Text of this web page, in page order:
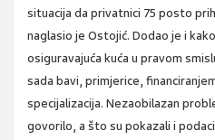
situacija da privatnici 75 posto
naglasio je Ostojić. Dodao je i
osiguravajuća kuća u pravom
sada bavi, primjerice,
specijalizacija. Nezaobilazan
govorilo, a što su pokazali i